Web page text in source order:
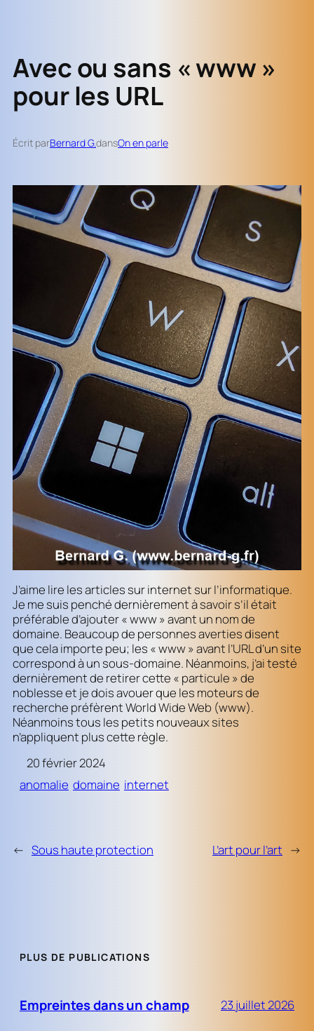
Avec ou sans « www »
pour les URL
Écrit parBernard G.dansOn en parle
J’aime lire les articles sur internet sur l’informatique.
Je me suis penché dernièrement à savoir s’il était
préférable d’ajouter « www » avant un nom de
domaine. Beaucoup de personnes averties disent
que cela importe peu; les « www » avant l’URL d’un site
correspond à un sous-domaine. Néanmoins, j’ai testé
dernièrement de retirer cette « particule » de
noblesse et je dois avouer que les moteurs de
recherche préfèrent World Wide Web (www).
Néanmoins tous les petits nouveaux sites
n’appliquent plus cette règle.
20 février 2024
anomalie domaine internet
← Sous haute protection L’art pour l’art →
PLUS DE PUBLICATIONS
Empreintes dans un champ 23 juillet 2026